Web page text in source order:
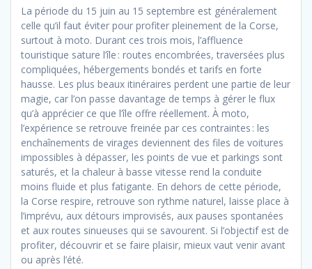
La période du 15 juin au 15 septembre est généralement
celle qu’il faut éviter pour profiter pleinement de la Corse,
surtout à moto. Durant ces trois mois, l’affluence
touristique sature l’île : routes encombrées, traversées plus
compliquées, hébergements bondés et tarifs en forte
hausse. Les plus beaux itinéraires perdent une partie de leur
magie, car l’on passe davantage de temps à gérer le flux
qu’à apprécier ce que l’île offre réellement. À moto,
l’expérience se retrouve freinée par ces contraintes : les
enchaînements de virages deviennent des files de voitures
impossibles à dépasser, les points de vue et parkings sont
saturés, et la chaleur à basse vitesse rend la conduite
moins fluide et plus fatigante. En dehors de cette période,
la Corse respire, retrouve son rythme naturel, laisse place à
l’imprévu, aux détours improvisés, aux pauses spontanées
et aux routes sinueuses qui se savourent. Si l’objectif est de
profiter, découvrir et se faire plaisir, mieux vaut venir avant
ou après l’été.